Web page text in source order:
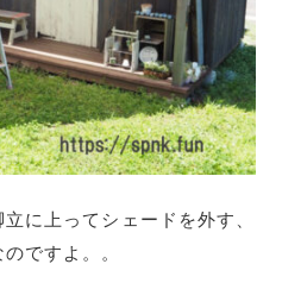
に上ってシェードを外す、
ですよ。。